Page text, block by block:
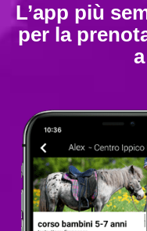
L’app più
per la